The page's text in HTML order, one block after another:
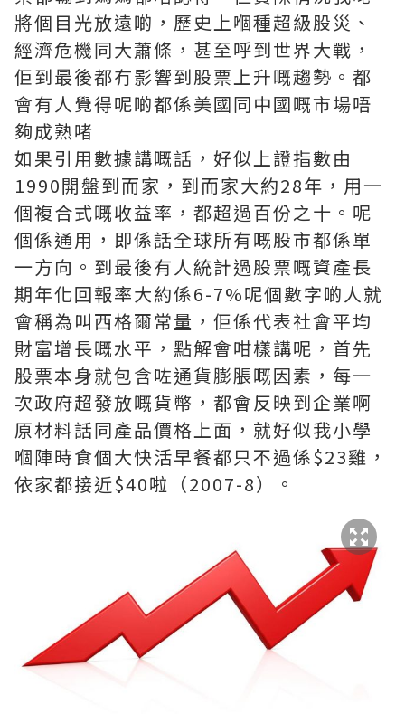
將個目光放遠啲，歷史上嗰種超級股災、
經濟危機同大蕭條，甚至呼到世界大戰，
佢到最後都冇影響到股票上升嘅趨勢。都
會有人覺得呢啲都係美國同中國嘅市場唔
夠成熟啫
如果引用數據講嘅話，好似上證指數由
1990開盤到而家，到而家大約28年，用一
個複合式嘅收益率，都超過百份之十。呢
個係通用，即係話全球所有嘅股市都係單
一方向。到最後有人統計過股票嘅資產長
期年化回報率大約係6-7%呢個數字啲人就
會稱為叫西格爾常量，佢係代表社會平均
財富增長嘅水平，點解會咁樣講呢，首先
股票本身就包含咗通貨膨脹嘅因素，每一
次政府超發放嘅貨幣，都會反映到企業啊
原材料話同產品價格上面，就好似我小學
嗰陣時食個大快活早餐都只不過係$23雞，
依家都接近$40啦（2007-8）。